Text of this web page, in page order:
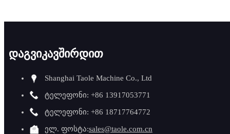
დაგვიკავშირდით
Shanghai Taole Machine Co., Ltd
ტელეფონი: +86 13917053771
ტელეფონი: +86 18717764772
ელ. ფოსტა:sales@taole.com.cn